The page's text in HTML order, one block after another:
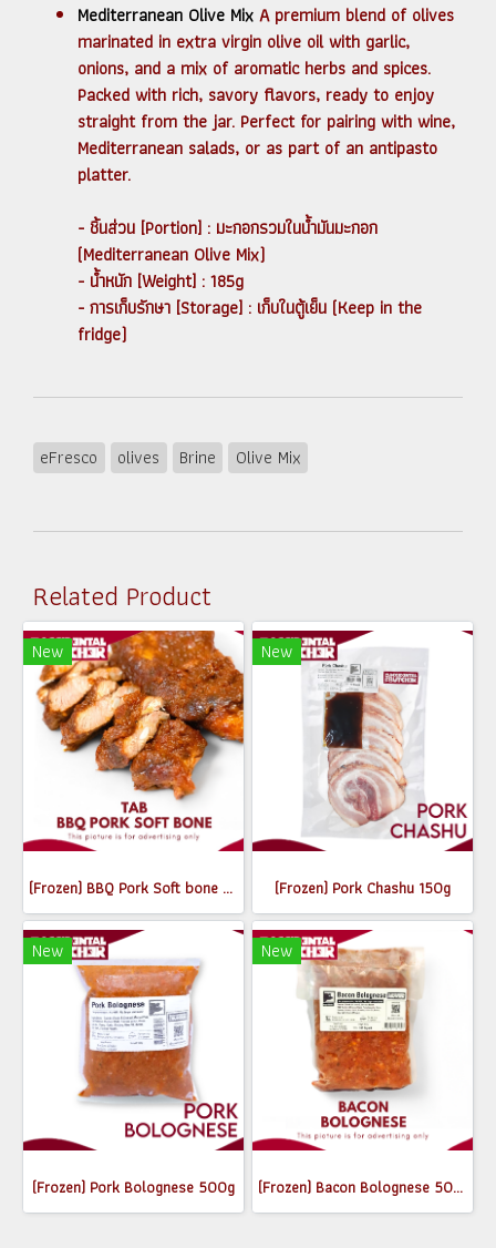
Mediterranean Olive Mix A premium blend of olives
marinated in extra virgin olive oil with garlic,
onions, and a mix of aromatic herbs and spices.
Packed with rich, savory flavors, ready to enjoy
straight from the jar. Perfect for pairing with wine,
Mediterranean salads, or as part of an antipasto
platter.
- ชิ้นส่วน [Portion] : มะกอกรวมในน้ำมันมะกอก
(Mediterranean Olive Mix)
- น้ำหนัก [Weight] : 185g
- การเก็บรักษา [Storage] : เก็บในตู้เย็น (Keep in the
fridge)
eFresco olives Brine Olive Mix
Related Product
New
(Frozen) BBQ Pork Soft bone 370-400g
New
(Frozen) Pork Chashu 150g
New
(Frozen) Pork Bolognese 500g
New
(Frozen) Bacon Bolognese 500g